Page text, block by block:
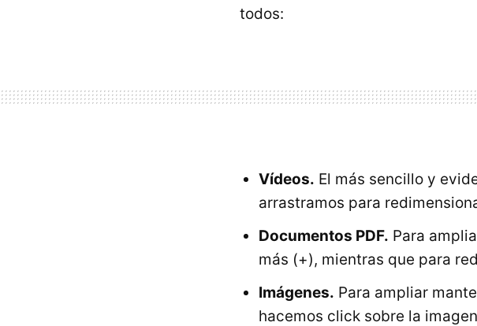
todos:
Vídeos. El más sencillo y
arrastramos para
Documentos PDF. Para
más (+), mientras que para
Imágenes. Para ampliar
hacemos click sobre la